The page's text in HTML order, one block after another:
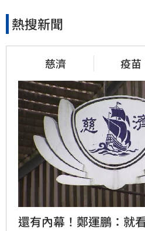
熱搜新聞
慈濟 疫苗
還有內幕！鄭運鵬：就